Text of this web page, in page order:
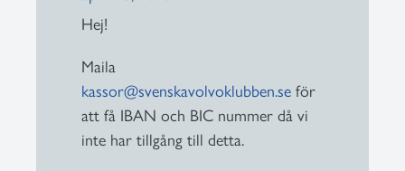
Hej!
Maila
kassor@svenskavolvoklubben.se för
att få IBAN och BIC nummer då vi
inte har tillgång till detta.